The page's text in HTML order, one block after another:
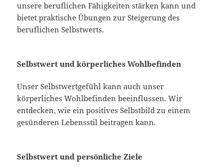
unsere beruflichen Fähigkeiten stärken kann und
bietet praktische Übungen zur Steigerung des
beruflichen Selbstwerts.
Selbstwert und körperliches Wohlbefinden
Unser Selbstwertgefühl kann auch unser
körperliches Wohlbefinden beeinflussen. Wir
entdecken, wie ein positives Selbstbild zu einem
gesünderen Lebensstil beitragen kann.
Selbstwert und persönliche Ziele